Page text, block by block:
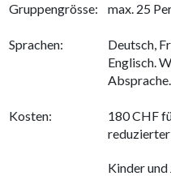
Gruppengrösse: max. 25
Sprachen:
Deutsch,
Englisch.
Absprache.
Kosten:
180 CHF
Kinder